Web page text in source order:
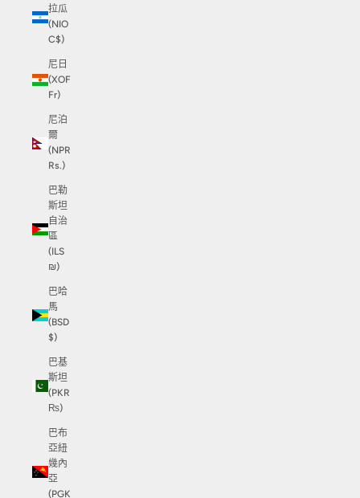
拉瓜
(NIO
C$)
尼日
(XOF
Fr)
尼泊
爾
(NPR
Rs.)
巴勒
斯坦
自治
區
(ILS
₪)
巴哈
馬
(BSD
$)
巴基
斯坦
(PKR
₨)
巴布
亞紐
幾內
亞
(PGK